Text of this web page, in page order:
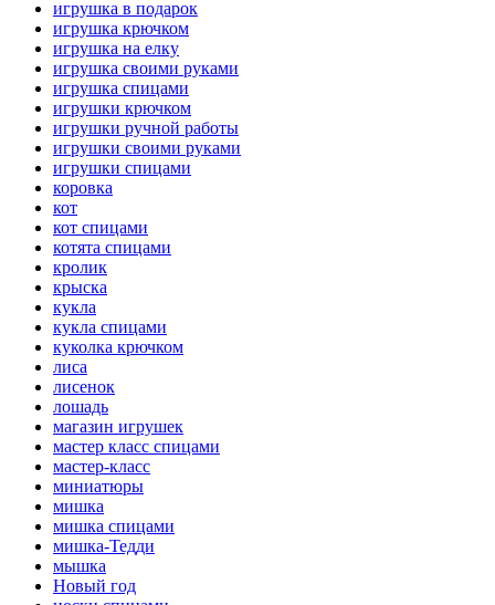
игрушка в подарок
игрушка крючком
игрушка на елку
игрушка своими руками
игрушка спицами
игрушки крючком
игрушки ручной работы
игрушки своими руками
игрушки спицами
коровка
кот
кот спицами
котята спицами
кролик
крыска
кукла
кукла спицами
куколка крючком
лиса
лисенок
лошадь
магазин игрушек
мастер класс спицами
мастер-класс
миниатюры
мишка
мишка спицами
мишка-Тедди
мышка
Новый год